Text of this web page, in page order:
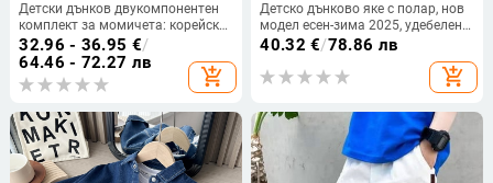
Детски дънков двукомпонентен
комплект за момичета: корейски
стил, топ с презрамки + деним
риза; квадратно деколте, дълги
ръкави, едноцветен деним, есен
2025.
32.96 - 36.95 €/
64.46 - 72.27 лв
add_shopping_cart
Детско дънково яке с полар, нов
модел есен-зима 2025, удебелено
и топло яке с памучна подплата
40.32 €/78.86 лв
add_shopping_cart